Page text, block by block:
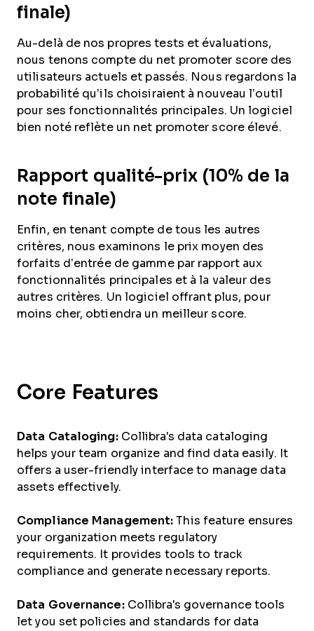
finale)
Au-delà de nos propres tests et évaluations,
nous tenons compte du net promoter score des
utilisateurs actuels et passés. Nous regardons la
probabilité qu’ils choisiraient à nouveau l’outil
pour ses fonctionnalités principales. Un logiciel
bien noté reflète un net promoter score élevé.
Rapport qualité-prix (10% de la
note finale)
Enfin, en tenant compte de tous les autres
critères, nous examinons le prix moyen des
forfaits d’entrée de gamme par rapport aux
fonctionnalités principales et à la valeur des
autres critères. Un logiciel offrant plus, pour
moins cher, obtiendra un meilleur score.
Core Features
Data Cataloging:Collibra's data cataloging
helps your team organize and find data easily. It
offers a user-friendly interface to manage data
assets effectively.
Compliance Management: This feature ensures
your organization meets regulatory
requirements. It provides tools to track
compliance and generate necessary reports.
Data Governance: Collibra's governance tools
let you set policies and standards for data